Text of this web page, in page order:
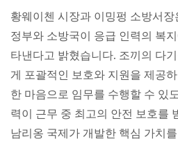
황웨이첸 시장과 이밍펑 소방서장
정부와 소방국이 응급 인력의 복
타낸다고 밝혔습니다. 조끼의 다
게 포괄적인 보호와 지원을 제공
한 마음으로 임무를 수행할 수 있
력이 근무 중 최고의 안전 보호를
남리옹 국제가 개발한 핵심 가치